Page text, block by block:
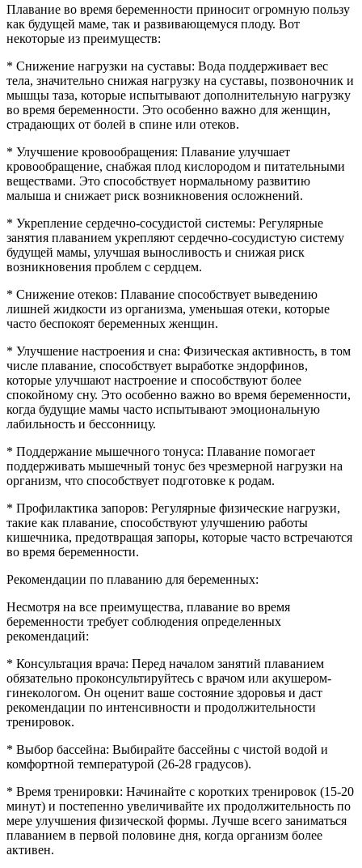
Плавание во время беременности приносит огромную пользу
как будущей маме, так и развивающемуся плоду. Вот
некоторые из преимуществ:
* Снижение нагрузки на суставы: Вода поддерживает вес
тела, значительно снижая нагрузку на суставы, позвоночник и
мышцы таза, которые испытывают дополнительную нагрузку
во время беременности. Это особенно важно для женщин,
страдающих от болей в спине или отеков.
* Улучшение кровообращения: Плавание улучшает
кровообращение, снабжая плод кислородом и питательными
веществами. Это способствует нормальному развитию
малыша и снижает риск возникновения осложнений.
* Укрепление сердечно-сосудистой системы: Регулярные
занятия плаванием укрепляют сердечно-сосудистую систему
будущей мамы, улучшая выносливость и снижая риск
возникновения проблем с сердцем.
* Снижение отеков: Плавание способствует выведению
лишней жидкости из организма, уменьшая отеки, которые
часто беспокоят беременных женщин.
* Улучшение настроения и сна: Физическая активность, в том
числе плавание, способствует выработке эндорфинов,
которые улучшают настроение и способствуют более
спокойному сну. Это особенно важно во время беременности,
когда будущие мамы часто испытывают эмоциональную
лабильность и бессонницу.
* Поддержание мышечного тонуса: Плавание помогает
поддерживать мышечный тонус без чрезмерной нагрузки на
организм, что способствует подготовке к родам.
* Профилактика запоров: Регулярные физические нагрузки,
такие как плавание, способствуют улучшению работы
кишечника, предотвращая запоры, которые часто встречаются
во время беременности.
Рекомендации по плаванию для беременных:
Несмотря на все преимущества, плавание во время
беременности требует соблюдения определенных
рекомендаций:
* Консультация врача: Перед началом занятий плаванием
обязательно проконсультируйтесь с врачом или акушером-
гинекологом. Он оценит ваше состояние здоровья и даст
рекомендации по интенсивности и продолжительности
тренировок.
* Выбор бассейна: Выбирайте бассейны с чистой водой и
комфортной температурой (26-28 градусов).
* Время тренировки: Начинайте с коротких тренировок (15-20
минут) и постепенно увеличивайте их продолжительность по
мере улучшения физической формы. Лучше всего заниматься
плаванием в первой половине дня, когда организм более
активен.